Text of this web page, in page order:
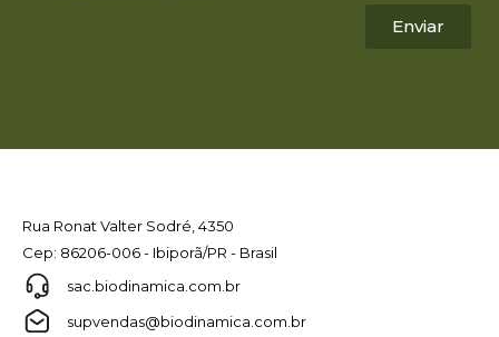
Enviar
Rua Ronat Valter Sodré, 4350
Cep: 86206-006 - Ibiporã/PR - Brasil
sac.biodinamica.com.br
supvendas@biodinamica.com.br